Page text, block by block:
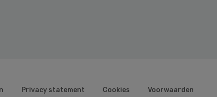
Privacy statement Cookies Voorwaarden